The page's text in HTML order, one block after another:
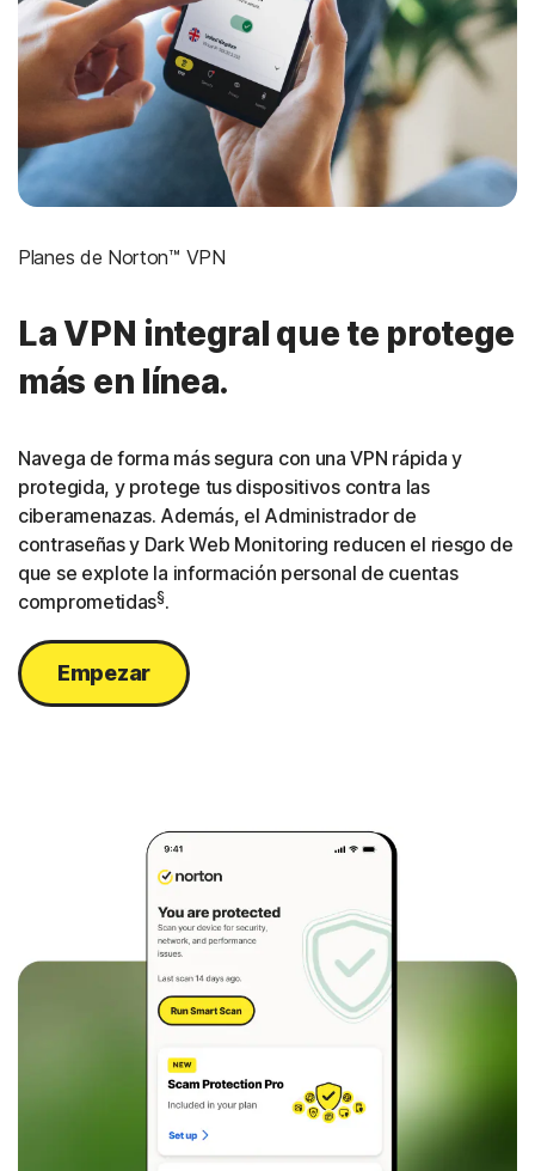
Planes de Norton™ VPN
La VPN integral que te protege
más en línea.
Navega de forma más segura con una VPN rápida y
protegida, y protege tus dispositivos contra las
ciberamenazas. Además, el Administrador de
contraseñas y Dark Web Monitoring reducen el riesgo de
que se explote la información personal de cuentas
comprometidas§.
Empezar